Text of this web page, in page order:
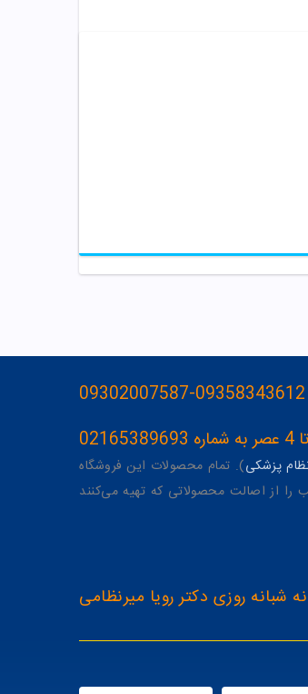
پزشکی). تمام محصولات این فروشگاه
را از اصالت محصولاتی که تهیه می‌کنند
شبانه روزی دکتر رویا میرنظامی